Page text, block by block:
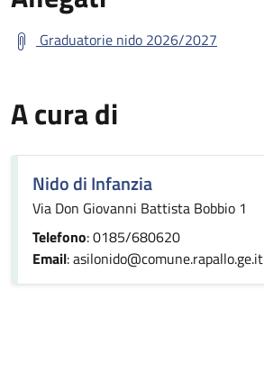
Graduatorie nido 2026/2027
A cura di
Nido di Infanzia
Via Don Giovanni Battista Bobbio 1
Telefono: 0185/680620
Email: asilonido@comune.rapallo.ge.it